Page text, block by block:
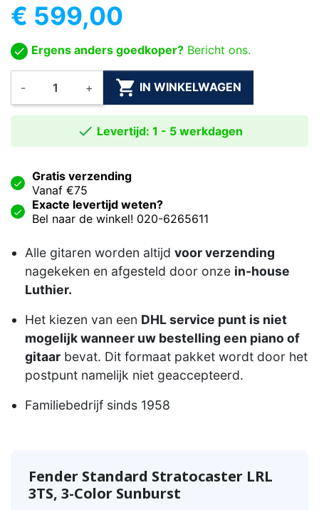
€ 599,00
Ergens anders goedkoper? Bericht ons.
- +  IN WINKELWAGEN
 Levertijd: 1 - 5 werkdagen
Gratis verzending
Vanaf €75
Exacte levertijd weten?
Bel naar de winkel! 020-6265611
Alle gitaren worden altijd voor verzending
nagekeken en afgesteld door onze in-house
Luthier.
Het kiezen van een DHL service punt is niet
mogelijk wanneer uw bestelling een piano of
gitaar bevat. Dit formaat pakket wordt door het
postpunt namelijk niet geaccepteerd.
Familiebedrijf sinds 1958
Fender Standard Stratocaster LRL
3TS, 3-Color Sunburst